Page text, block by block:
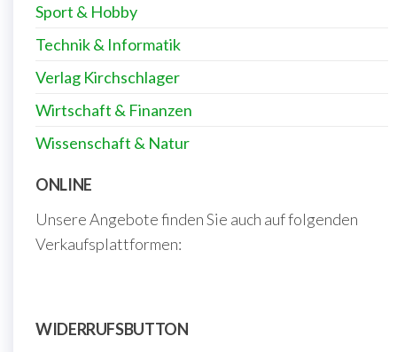
Sport & Hobby
Technik & Informatik
Verlag Kirchschlager
Wirtschaft & Finanzen
Wissenschaft & Natur
ONLINE
Unsere Angebote finden Sie auch auf folgenden
Verkaufsplattformen:
WIDERRUFSBUTTON